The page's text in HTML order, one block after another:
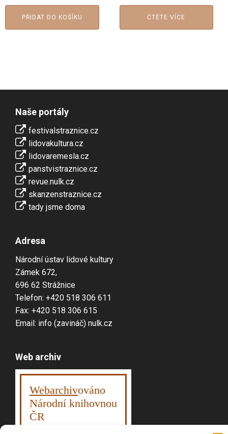
PŘIDAT DO KOŠÍKU ČTĚTE VÍCE
Naše portály
festivalstraznice.cz
lidovakultura.cz
lidovaremesla.cz
panstvistraznice.cz
revue.nulk.cz
skanzenstraznice.cz
tady jsme doma
Adresa
Národní ústav lidové kultury
Zámek 672,
696 62 Strážnice
Telefon: +420 518 306 611
Fax: +420 518 306 615
Email: info (zavináč) nulk.cz
Web archiv
Webarchivováno
Národní knihovnou
ČR